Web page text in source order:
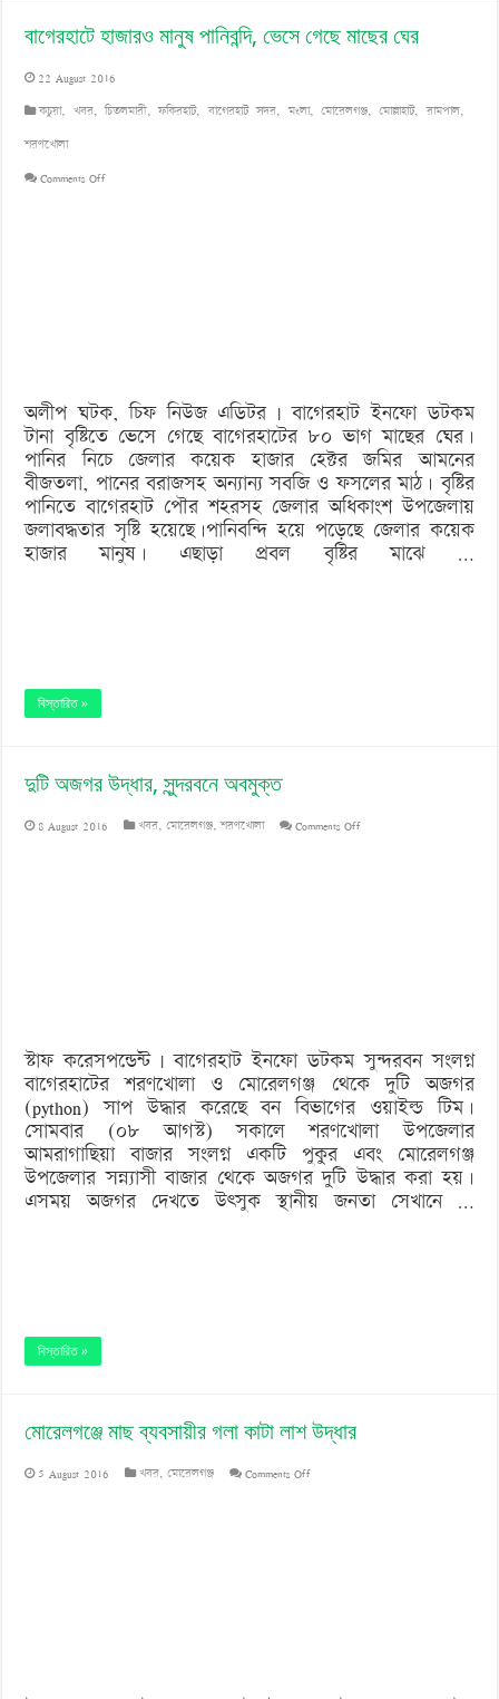
বাগেরহাটে হাজারও মানুষ পানিবন্দি, ভেসে গেছে মাছের ঘের
22 August 2016
কচুয়া, খবর,চিতলমারী,ফকিরহাট,বাগেরহাট সদর,মংলা, মোরেলগঞ্জ,মোল্লাহাট,রামপাল,
শরণখোলা
Comments Offon
মাছের
ঘের
অলীপ ঘটক, চিফ নিউজ এডিটর | বাগেরহাট ইনফো ডটকম
টানা বৃষ্টিতে ভেসে গেছে বাগেরহাটের ৮০ ভাগ মাছের ঘের।
পানির নিচে জেলার কয়েক হাজার হেক্টর জমির আমনের
বীজতলা, পানের বরাজসহ অন্যান্য সবজি ও ফসলের মাঠ। বৃষ্টির
পানিতে বাগেরহাট পৌর শহরসহ জেলার অধিকাংশ উপজেলায়
জলাবদ্ধতার সৃষ্টি হয়েছে।পানিবন্দি হয়ে পড়েছে জেলার কয়েক
হাজার মানুষ। এছাড়া প্রবল বৃষ্টির মাঝে …
বিস্তারিত »
দুটি অজগর উদ্ধার, সুন্দরবনে অবমুক্ত
8 August 2016 খবর,মোরেলগঞ্জ,শরণখোলা Comments Offon
স্টাফ করেসপন্ডেন্ট | বাগেরহাট ইনফো ডটকম সুন্দরবন সংলগ্ন
বাগেরহাটের শরণখোলা ও মোরেলগঞ্জ থেকে দুটি অজগর
(python) সাপ উদ্ধার করেছে বন বিভাগের ওয়াইল্ড টিম।
সোমবার (০৮ আগস্ট) সকালে শরণখোলা উপজেলার
আমরাগাছিয়া বাজার সংলগ্ন একটি পুকুর এবং মোরেলগঞ্জ
উপজেলার সন্ন্যাসী বাজার থেকে অজগর দুটি উদ্ধার করা হয়।
এসময় অজগর দেখতে উৎসুক স্থানীয় জনতা সেখানে …
বিস্তারিত »
মোরেলগঞ্জে মাছ ব্যবসায়ীর গলা কাটা লাশ উদ্ধার
5 August 2016 খবর,মোরেলগঞ্জ Comments Offon